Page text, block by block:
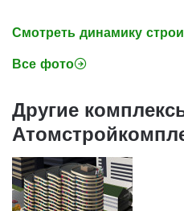
Смотреть динамику
Все фото
Другие